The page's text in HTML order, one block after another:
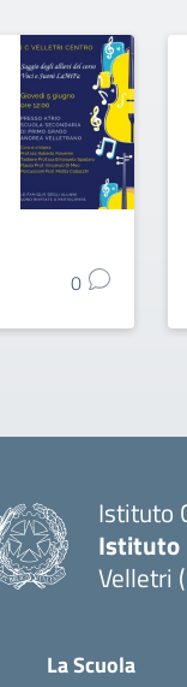
0
Istituto
Istituto
Velletri
La Scuola